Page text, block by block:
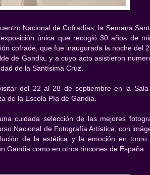
Nacional de Cofradías, la Semana
única que recogió 30 años de
cofrade, que fue inaugurada la noche del
de Gandia, y a cuyo acto asistieron
de la Santísima Cruz.
del 22 al 28 de septiembre en la Sala
de la Escola Pía de Gandia.
cuidada selección de las mejores
Nacional de Fotografía Artística, con
de la estética y la emoción en
Gandia como en otros rincones de España.